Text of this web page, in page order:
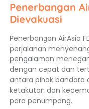
Penerbangan
Dievakuasi
Penerbangan AirAsia
perjalanan
pengalaman
dengan cepat dan
antara pihak bandara
ketakutan dan
para penumpang.